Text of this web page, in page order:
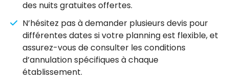
des nuits gratuites offertes.
N’hésitez pas à demander plusieurs devis pour
différentes dates si votre planning est flexible, et
assurez-vous de consulter les conditions
d’annulation spécifiques à chaque
établissement.